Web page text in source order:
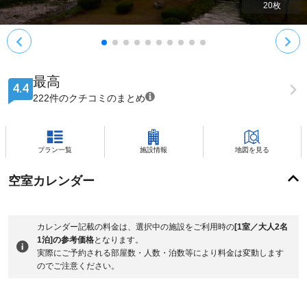
20枚
4.4 最高
222件のクチコミのまとめ
プラン一覧 施設情報 地図を見る
空室カレンダー
カレンダー記載の料金は、選択中の施設をご利用時の[1室／大人2名
1泊]の参考価格となります。
実際にご予約される部屋数・人数・泊数等により料金は変動します
のでご注意ください。